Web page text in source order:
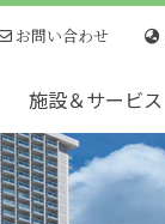
お問い合わせ
施設＆サービス